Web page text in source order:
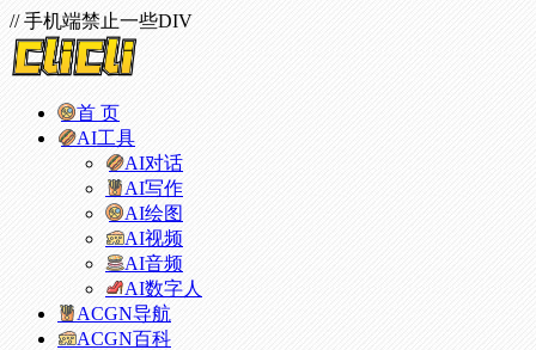
// 手机端禁止一些DIV
首 页
AI工具
AI对话
AI写作
AI绘图
AI视频
AI音频
AI数字人
ACGN导航
ACGN百科